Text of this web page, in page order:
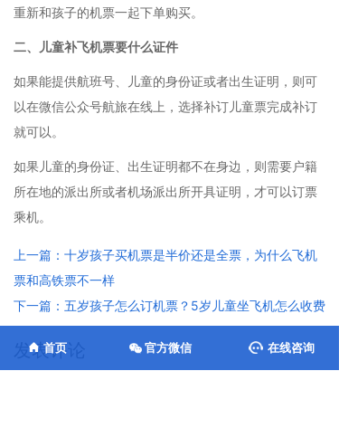
重新和孩子的机票一起下单购买。
二、儿童补飞机票要什么证件
如果能提供航班号、儿童的身份证或者出生证明，则可
以在微信公众号航旅在线上，选择补订儿童票完成补订
就可以。
如果儿童的身份证、出生证明都不在身边，则需要户籍
所在地的派出所或者机场派出所开具证明，才可以订票
乘机。
上一篇：十岁孩子买机票是半价还是全票，为什么飞机
票和高铁票不一样
下一篇：五岁孩子怎么订机票？5岁儿童坐飞机怎么收费
发表评论 官方微信
首页 在线咨询